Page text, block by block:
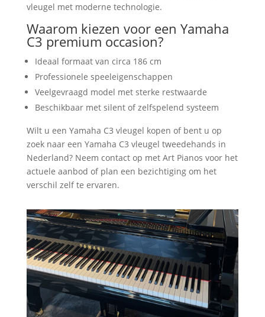
vleugel met moderne technologie.
Waarom kiezen voor een Yamaha
C3 premium occasion?
Ideaal formaat van circa 186 cm
Professionele speeleigenschappen
Veelgevraagd model met sterke restwaarde
Beschikbaar met silent of zelfspelend systeem
Wilt u een Yamaha C3 vleugel kopen of bent u op
zoek naar een Yamaha C3 vleugel tweedehands in
Nederland? Neem contact op met Art Pianos voor het
actuele aanbod of plan een bezichtiging om het
verschil zelf te ervaren.